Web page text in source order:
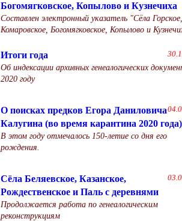
Богомягковское, Копылово и Кузнечиха
Составлен электронный указатель "Сёла Горское,
Комаровское, Богомягковское, Копылово и
Итоги года
Об индексации архивных генеалогических
2020 году
О поисках предков Егора Даниловича
Калугина (во время карантина 2020 года)
В этом году отмечалось 150-летие со дня его
рождения.
Сёла Беляевское, Казанское,
Рождественское и Паль с деревнями
Продолжается работа по генеалогическим
реконструкциям